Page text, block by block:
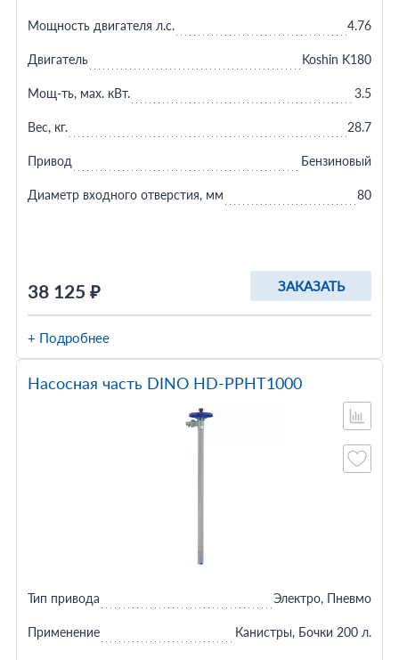
38 125 ₽ ЗАКАЗАТЬ
Мощность двигателя л.с. 4.76
Двигатель Koshin K180
Мощ-ть, мax. кВт. 3.5
Вес, кг. 28.7
Привод Бензиновый
Диаметр входного отверстия, мм 80
+ Подробнее
Насосная часть DINO HD-PPHT1000
Тип привода Электро, Пневмо
Применение Канистры, Бочки 200 л.